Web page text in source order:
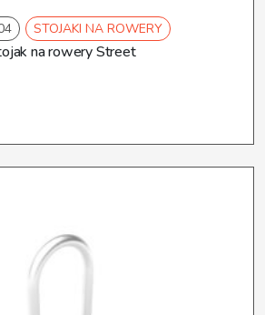
STOJAKI NA ROWERY
na rowery Street